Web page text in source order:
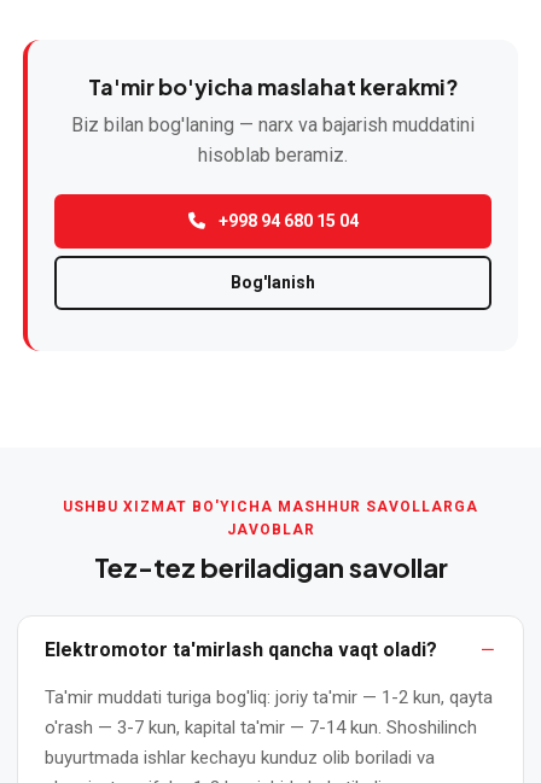
Tortish
Transformator
podstansiyasini
sotib
muqobil
Transformatorlarni
ta'mirlash
Uch
fazali
elektromotorni
Ta'mir bo'yicha maslahat kerakmi?
Biz bilan bog'laning — narx va bajarish muddatini
hisoblab beramiz.
+998 94 680 15 04
Bog'lanish
USHBU XIZMAT BO'YICHA MASHHUR SAVOLLARGA
JAVOBLAR
Tez-tez beriladigan savollar
Elektromotor ta'mirlash qancha vaqt oladi?
Ta'mir muddati turiga bog'liq: joriy ta'mir — 1-2 kun, qayta
o'rash — 3-7 kun, kapital ta'mir — 7-14 kun. Shoshilinch
buyurtmada ishlar kechayu kunduz olib boriladi va